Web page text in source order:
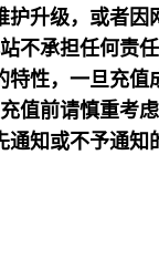
护升级，或者因
不承担任何责任
特性，一旦充值
值前请慎重考虑
通知或不予通知